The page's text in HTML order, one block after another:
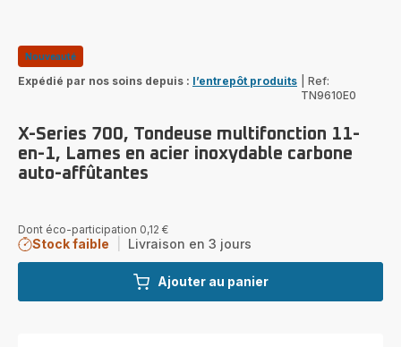
Nouveauté
Expédié par nos soins depuis : l’entrepôt produits
Ref:
TN9610E0
X-Series 700, Tondeuse multifonction 11-
en-1, Lames en acier inoxydable carbone
auto-affûtantes
Dont éco-participation 0,12 €
Stock faible Livraison en 3 jours
Ajouter au panier